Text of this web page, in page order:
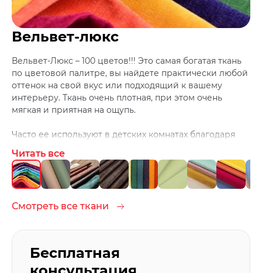
Смотреть все ткани
Вельвет-люкс
Вельвет-Люкс – 100 цветов!!! Это самая богатая ткань
по цветовой палитре, вы найдете практически любой
оттенок на свой вкус или подходящий к вашему
интерьеру. Ткань очень плотная, при этом очень
мягкая и приятная на ощупь.
Часто ее используют в детских комнатах благодаря
дети любят, что-нибудь испачкать ;)
Чистить ткань лучше средствами для домашней
Читать все
Бесплатная